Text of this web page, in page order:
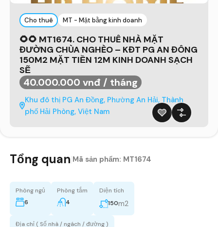
Cho thuê MT - Mặt bằng kinh doanh
🌻🌻 MT1674. CHO THUÊ NHÀ MẶT
ĐƯỜNG CHÙA NGHÈO – KĐT PG AN ĐÔNG
150M2 MẶT TIỀN 12M KINH DOANH SẠCH
SẼ
40.000.000 vnđ / tháng
Khu đô thị PG An Đồng, Phường An Hải, Thành
phố Hải Phòng, Việt Nam
Tổng quan Mã sản phẩm: MT1674
Phòng ngủ
6
Phòng tắm
4
Diện tích
150m2
Địa chỉ ( Số nhà / ngách / đường )